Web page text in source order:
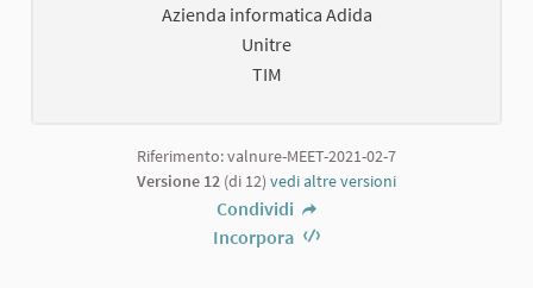
Azienda informatica Adida
Unitre
TIM
Riferimento: valnure-MEET-2021-02-7
Versione 12 (di 12) vedi altre versioni
Condividi
Incorpora